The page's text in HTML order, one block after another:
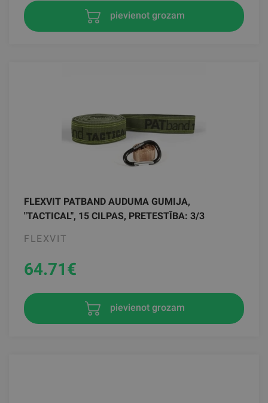
pievienot grozam
FLEXVIT PATBAND AUDUMA GUMIJA,
"TACTICAL", 15 CILPAS, PRETESTĪBA: 3/3
FLEXVIT
64.71€
pievienot grozam